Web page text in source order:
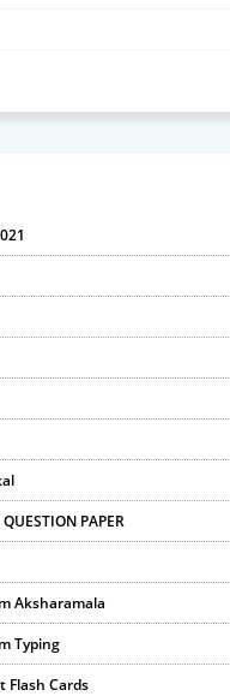
PAPER
Aksharamala
Typing
Flash Cards